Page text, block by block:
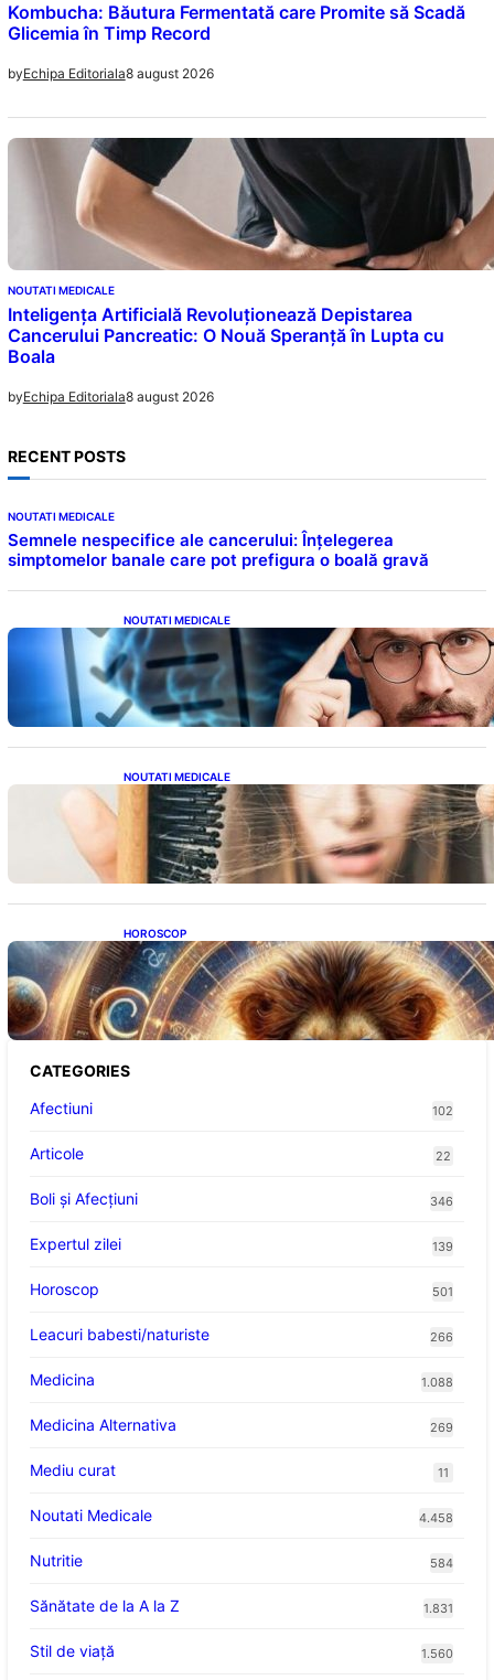
Kombucha: Băutura Fermentată care Promite să Scadă
Glicemia în Timp Record
byEchipa Editoriala8 august 2026
NOUTATI MEDICALE
Inteligența Artificială Revoluționează Depistarea
Cancerului Pancreatic: O Nouă Speranță în Lupta cu
Boala
byEchipa Editoriala8 august 2026
RECENT POSTS
NOUTATI MEDICALE
Semnele nespecifice ale cancerului: Înțelegerea
simptomelor banale care pot prefigura o boală gravă
NOUTATI MEDICALE
Inteligența dincolo de note: Semnele unui IQ
ridicat care nu țin de școală
NOUTATI MEDICALE
Semnele unei deficiențe de proteine:
Impactul asupra sănătății tale
HOROSCOP
Portalul Leului 8/8: Oportunități de
Abundență pentru Cinci Zodii în 2026
CATEGORIES
Afectiuni
102
Articole 22
Boli și Afecțiuni 346
Expertul zilei 139
Horoscop 501
Leacuri babesti/naturiste 266
Medicina 1.088
Medicina Alternativa 269
Mediu curat 11
Noutati Medicale 4.458
Nutritie 584
Sănătate de la A la Z 1.831
Stil de viaţă 1.560